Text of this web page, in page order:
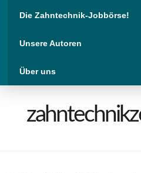
Die Zahntechnik-Jobbörse!
Unsere Autoren
Über uns